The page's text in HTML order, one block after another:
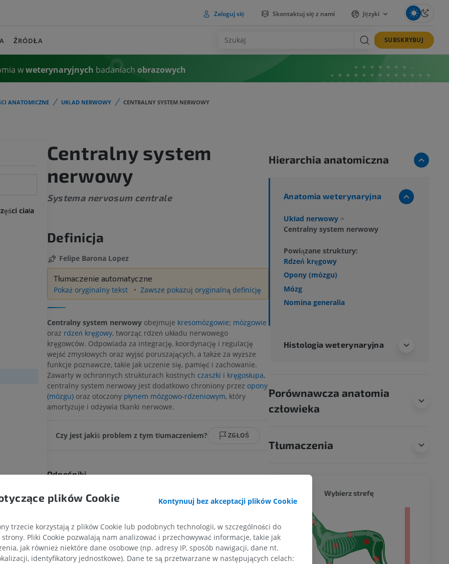
Zaloguj się Skontaktuj się z nami Języki
ŹRÓDŁA SUBSKRYBUJ
wweterynaryjnych badaniach obrazowych
ANATOMICZNE UKŁAD NERWOWY CENTRALNY SYSTEM NERWOWY
ciała
Centralny system
nerwowy
Systema nervosum centrale
Definicja
Felipe Barona Lopez
Tłumaczenie automatyczne
Pokaż oryginalny tekst
Zawsze pokazuj oryginalną definicję
Centralny system nerwowyobejmuje kresomózgowie; mózgowie
oraz rdzeń kręgowy, tworząc rdzeń układu nerwowego
kręgowców. Odpowiada za integrację, koordynację i regulację
wejść zmysłowych oraz wyjść poruszających, a także za wyższe
funkcje poznawcze, takie jak uczenie się, pamięć i zachowanie.
Zawarty w ochronnych strukturach kostnych czaszki i kręgosłupa,
centralny system nerwowy jest dodatkowo chroniony przez opony
(mózgu)oraz otoczony płynem mózgowo-rdzeniowym, który
amortyzuje i odżywia tkanki nerwowe.
Czy jest jakiś problem z tym tłumaczeniem? ZGŁOŚ
Odnośniki
and Colour Atlas. 6th ed. Stuttgart: Thieme; 2020.
Louis: Elsevier; 2017.
Evans HE, de Lahunta A.Miller’s Anatomy of the Dog. 5th ed. St. Louis: Elsevier;
2020.
Hierarchia anatomiczna
Anatomia weterynaryjna
Układ nerwowy >
Centralny system nerwowy
Powiązane struktury:
Rdzeń kręgowy
Opony (mózgu)
Mózg
Nomina generalia
Histologia weterynaryjna
Porównawcza anatomia
człowieka
Tłumaczenia
Ilustracje
PREMIUM
TK
ZA DARMO
Wybierz strefę
plików Cookie Kontynuuj bez akceptacji plików Cookie
trzecie korzystają z plików Cookie lub podobnych technologii, w szczególności do
Pliki Cookie pozwalają nam analizować i przechowywać informacje, takie jak
jak również niektóre dane osobowe (np. adresy IP, sposób nawigacji, dane nt.
identyfikatory jednostkowe). Dane te są przetwarzane w następujących celach: